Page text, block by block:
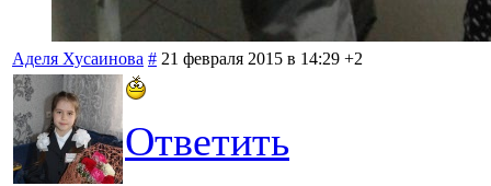
Аделя Хусаинова # 21 февраля 2015 в 14:29 +2
Ответить